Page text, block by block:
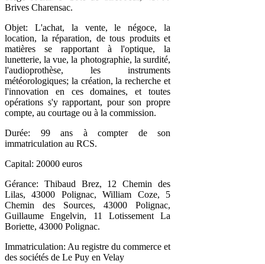
Brives Charensac.
Objet: L'achat, la vente, le négoce, la
location, la réparation, de tous produits et
matières se rapportant à l'optique, la
lunetterie, la vue, la photographie, la surdité,
l'audioprothèse, les instruments
météorologiques; la création, la recherche et
l'innovation en ces domaines, et toutes
opérations s'y rapportant, pour son propre
compte, au courtage ou à la commission.
Durée: 99 ans à compter de son
immatriculation au RCS.
Capital: 20000 euros
Gérance: Thibaud Brez, 12 Chemin des
Lilas, 43000 Polignac, William Coze, 5
Chemin des Sources, 43000 Polignac,
Guillaume Engelvin, 11 Lotissement La
Boriette, 43000 Polignac.
Immatriculation: Au registre du commerce et
des sociétés de Le Puy en Velay